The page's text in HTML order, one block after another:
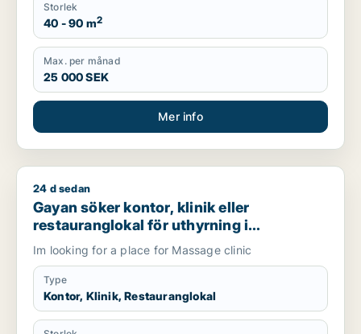
Storlek
40 - 90 m2
Max. per månad
25 000 SEK
Mer info
Gayan söker kontor, klinik eller restauranglokal för
24 d sedan
Gayan söker kontor, klinik eller
restauranglokal för uthyrning i
Stockholm Innerstad eller Söderort
Im looking for a place for Massage clinic
Type
Kontor, Klinik, Restauranglokal